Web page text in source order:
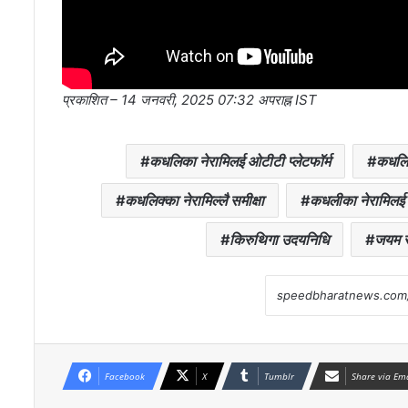
प्रकाशित– 14 जनवरी, 2025 07:32 अपराह्न IST
कधलिका नेरामिलई ओटीटी प्लेटफॉर्म
कधलिक्का नेरामिल्लै समीक्षा कधलीका नेरामिलई
किरुथिगा उदयनिधि जयम
Facebook X Tumblr Share via